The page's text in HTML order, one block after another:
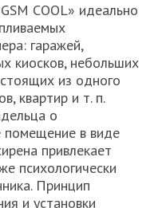
COOL» идеально
гаражей,
киосков, небольших
из одного
квартир и т. п.
о
помещение в виде
привлекает
психологически
Принцип
и установки